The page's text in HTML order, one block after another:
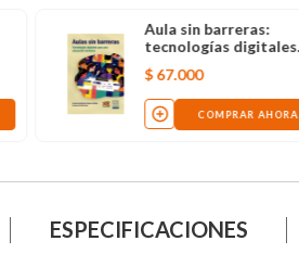
Aula sin barreras:
tecnologías digitales
para una educación
inclusiva
$ 67.000
COMPRAR AHORA
ESPECIFICACIONES